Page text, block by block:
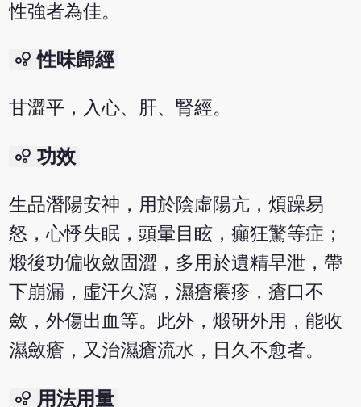
性強者為佳。
bubble_chart 性味歸經
甘澀平，入心、肝、腎經。
bubble_chart 功效
生品潛陽安神，用於陰虛陽亢，煩躁易
怒，心悸失眠，頭暈目眩，癲狂驚等症；
煅後功偏收斂固澀，多用於遺精早泄，帶
下崩漏，虛汗久瀉，濕瘡癢疹，瘡口不
斂，外傷出血等。此外，煅研外用，能收
濕斂瘡，又治濕瘡流水，日久不愈者。
bubble_chart 用法用量